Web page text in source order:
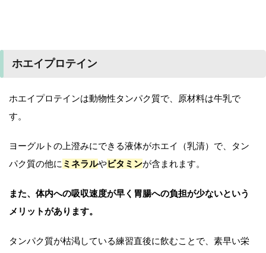
ホエイプロテイン
ホエイプロテインは動物性タンパク質で、原材料は牛乳で
す。
ヨーグルトの上澄みにできる液体がホエイ（乳清）で、タン
パク質の他に ミネラルやビタミンが含まれます。
また、体内への吸収速度が早く胃腸への負担が少ないという
メリットがあります。
タンパク質が枯渇している練習直後に飲むことで、素早い栄